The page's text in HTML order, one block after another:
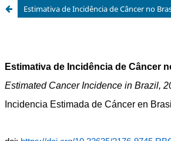
Estimativa de Incidência de Câncer no